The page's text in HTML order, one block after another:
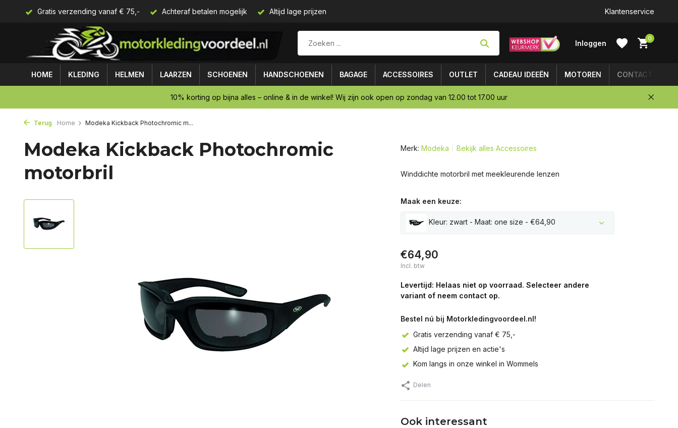
Gratis verzending vanaf € 75,- Achteraf betalen mogelijk Altijd lage prijzen Klantenservice
Inloggen
0
HOME KLEDING HELMEN LAARZEN SCHOENEN HANDSCHOENEN BAGAGE ACCESSOIRES OUTLET CADEAU IDEEËN MOTOREN CONTACT
10% korting op bijna alles – online & in de winkel! Wij zijn ook open op zondag van 12.00 tot 17.00 uur
Terug Home Modeka Kickback Photochromic m...
Modeka Kickback Photochromic
motorbril
Merk: Modeka Bekijk alles Accessoires
Winddichte motorbril met meekleurende lenzen
Maak een keuze:
Kleur: zwart - Maat: one size - €64,90
€64,90
Incl. btw
Levertijd: Helaas niet op voorraad. Selecteer andere
variant of neem contact op.
Bestel nú bij Motorkledingvoordeel.nl!
Gratis verzending vanaf € 75,-
Altijd lage prijzen en actie's
Kom langs in onze winkel in Wommels
Delen
Ook interessant